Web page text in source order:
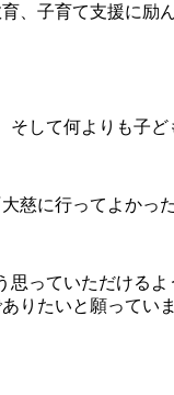
、子育て支援に励
そして何よりも子ど
大慈に行ってよかった
思っていただけるよ
りたいと願っていま